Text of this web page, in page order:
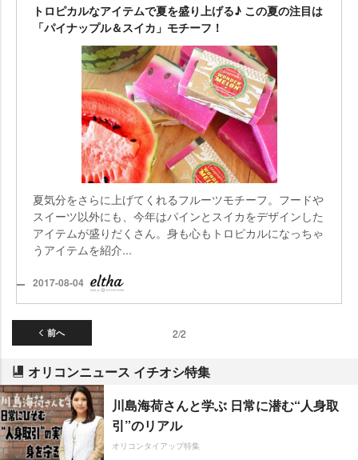
トロピカルなアイテムで夏を盛り上げる♪ この夏の注目は
「パイナップル＆スイカ」モチーフ！
夏気分をさらに上げてくれるフルーツモチーフ。フード
スイーツ以外にも、今年はパインとスイカをデザインした
アイテムが盛りだくさん。身も心もトロピカルになっちゃ
うアイテムを紹介...
2017-08-04
前へ 2/2
オリコンニュース イチオシ特集
川島海荷さんと学ぶ 日常に潜む“人身取
引”のリアル
オリコンタイアップ特集